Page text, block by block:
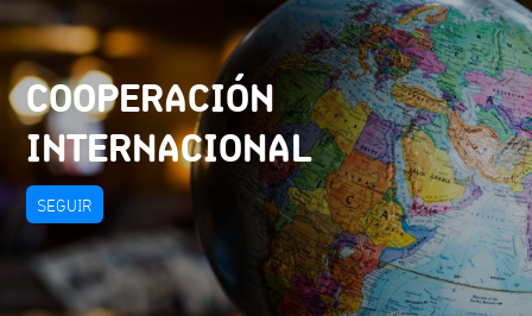
COOPERACIÓN
INTERNACIONAL
SEGUIR